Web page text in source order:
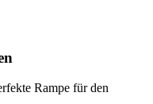
Rampe für den